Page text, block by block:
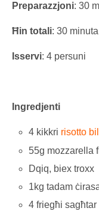
Preparazzjoni: 30
Ħin totali: 30
Isservi: 4 persuni
Ingredjenti
4 kikkri risotto
55g mozzarella
Dqiq, biex troxx
1kg tadam
4 friegħi sagħtar